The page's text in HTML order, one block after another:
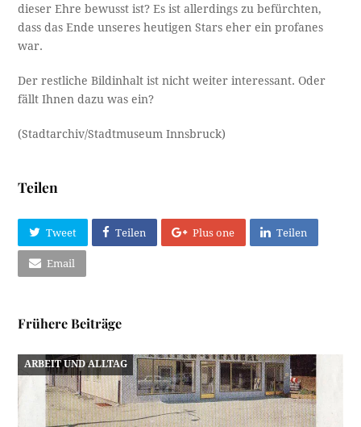
dieser Ehre bewusst ist? Es ist allerdings zu befürchten,
dass das Ende unseres heutigen Stars eher ein profanes
war.
Der restliche Bildinhalt ist nicht weiter interessant. Oder
fällt Ihnen dazu was ein?
(Stadtarchiv/Stadtmuseum Innsbruck)
Teilen
Tweet Teilen Plus one Teilen
Email
Frühere Beiträge
ARBEIT UND ALLTAG